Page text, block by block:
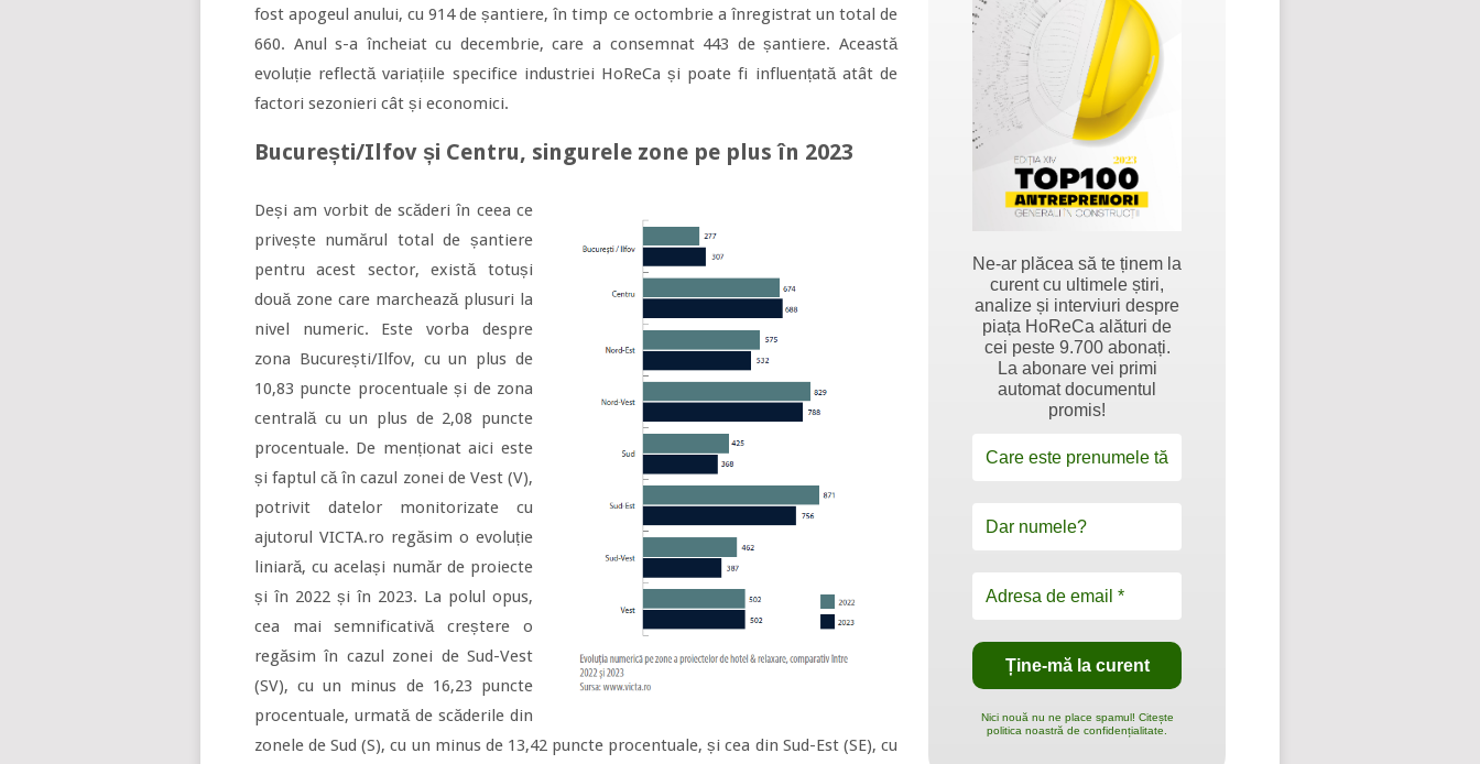
fost apogeul anului, cu 914 de șantiere, în timp ce octombrie a înregistrat un total de
660. Anul s-a încheiat cu decembrie, care a consemnat 443 de șantiere. Această
evoluție reflectă variațiile specifice industriei HoReCa și poate fi influențată atât de
factori sezonieri cât și economici.
București/Ilfov și Centru, singurele zone pe plus în 2023
Deși am vorbit de scăderi în ceea ce
privește numărul total de șantiere
pentru acest sector, există totuși
două zone care marchează plusuri la
nivel numeric. Este vorba despre
zona București/Ilfov, cu un plus de
10,83 puncte procentuale și de zona
centrală cu un plus de 2,08 puncte
procentuale. De menționat aici este
și faptul că în cazul zonei de Vest (V),
potrivit datelor monitorizate cu
ajutorul VICTA.ro regăsim o evoluție
liniară, cu același număr de proiecte
și în 2022 și în 2023. La polul opus,
cea mai semnificativă creștere o
regăsim în cazul zonei de Sud-Vest
(SV), cu un minus de 16,23 puncte
procentuale, urmată de scăderile din
zonele de Sud (S), cu un minus de 13,42 puncte procentuale, și cea din Sud-Est (SE), cu
Ne-ar plăcea să te ținem la
curent cu ultimele știri,
analize și interviuri despre
piața HoReCa alături de
cei peste 9.700 abonați.
La abonare vei primi
automat documentul
promis!
Nici nouă nu ne place spamul! Citește
politica noastră de confidențialitate.